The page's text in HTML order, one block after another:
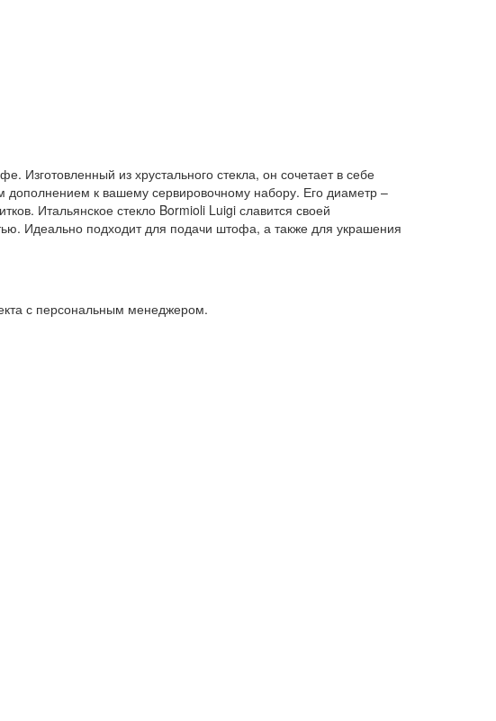
Изготовленный из хрустального стекла, он сочетает в себе
дополнением к вашему сервировочному набору. Его диаметр –
Итальянское стекло Bormioli Luigi славится своей
Идеально подходит для подачи штофа, а также для украшения
с персональным менеджером.